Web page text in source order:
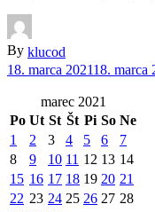
By klucod
18. marca 202118. marca
marec 2021
Po Ut St Št Pi So Ne
1 2 3 4 5 6
7
8
9 10 11 12 13 14
15 16 17 18 19 20 21
22 23 24 25 26 27 28